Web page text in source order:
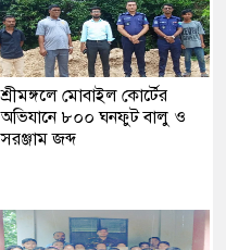
শ্রীমঙ্গলে মোবাইল কোর্টের
অভিযানে ৮০০ ঘনফুট বালু ও
সরঞ্জাম জব্দ